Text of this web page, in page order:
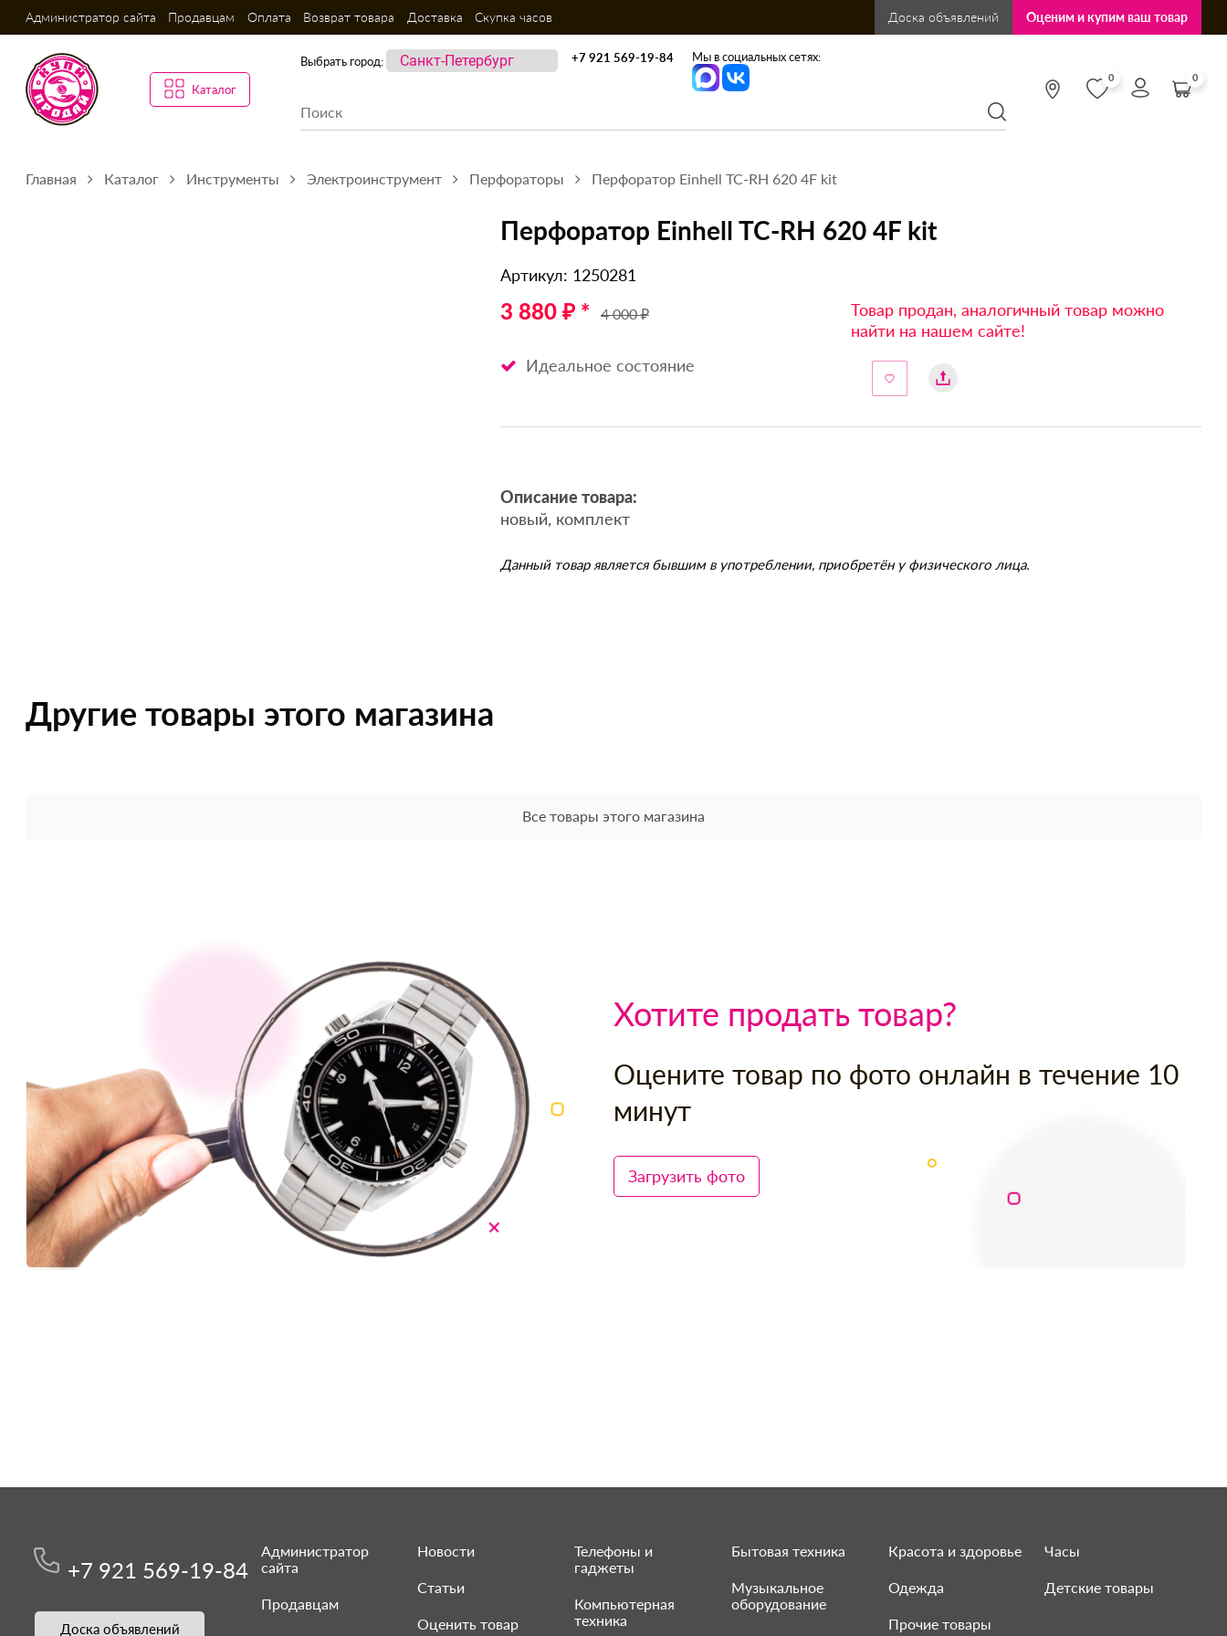
Администратор сайта Продавцам Оплата Возврат товара Доставка Скупка часов Доска объявлений Оценим и купим ваш товар
Каталог
Выбрать город: +7 921 569-19-84 Мы в социальных сетях:
0 0
Главная Каталог Инструменты Электроинструмент Перфораторы Перфоратор Einhell TC-RH 620 4F kit
Перфоратор Einhell TC-RH 620 4F kit
Артикул: 1250281
3 880 ₽ * 4 000 ₽
Идеальное состояние
Товар продан, аналогичный товар можно
найти на нашем сайте!
Описание товара:
новый, комплект
Данный товар является бывшим в употреблении, приобретён у физического лица.
Другие товары этого магазина
Все товары этого магазина
Хотите продать товар?
Оцените товар по фото онлайн в течение 10
минут
Загрузить фото
+7 921 569-19-84
Доска объявлений
Администратор
сайта
Продавцам
Новости
Статьи
Оценить товар
Телефоны и
гаджеты
Компьютерная
техника
Бытовая техника
Музыкальное
оборудование
Красота и здоровье
Одежда
Прочие товары
Часы
Детские товары